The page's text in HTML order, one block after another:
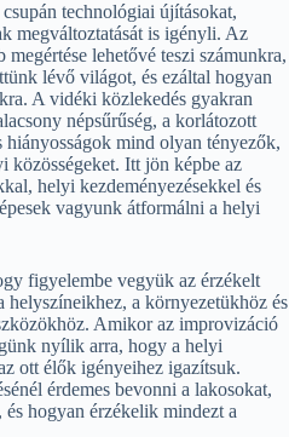
technológiai újításokat,
megváltoztatását is igényli. Az
megértése lehetővé teszi számunkra,
lévő világot, és ezáltal hogyan
A vidéki közlekedés gyakran
népsűrűség, a korlátozott
hiányosságok mind olyan tényezők,
közösségeket. Itt jön képbe az
helyi kezdeményezésekkel és
vagyunk átformálni a helyi
figyelembe vegyük az érzékelt
helyszíneikhez, a környezetükhöz és
Amikor az improvizáció
nyílik arra, hogy a helyi
ott élők igényeihez igazítsuk.
érdemes bevonni a lakosokat,
hogyan érzékelik mindezt a